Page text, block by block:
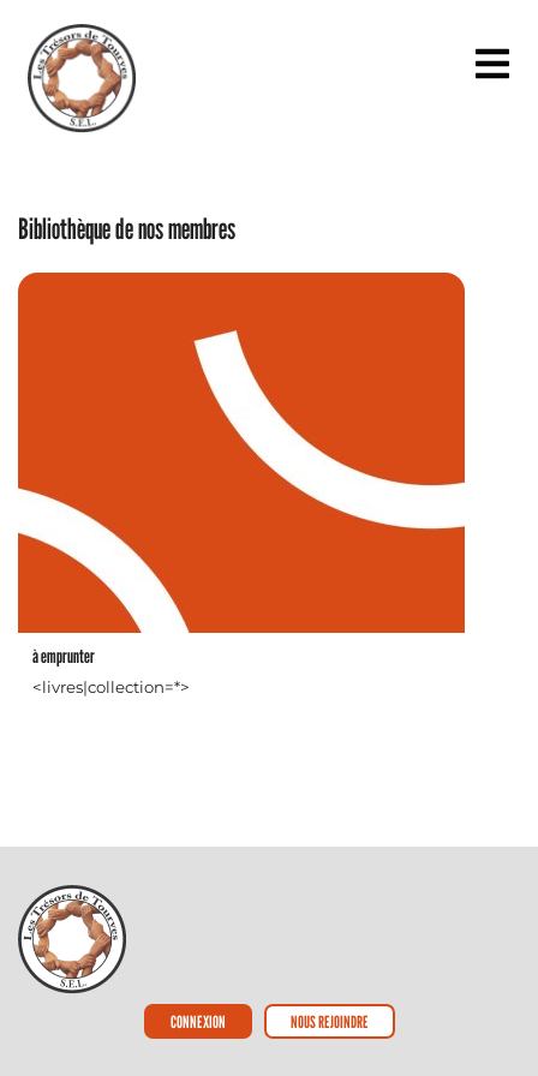
Bibliothèque de nos membres
à emprunter
<livres|collection=*>
CONNEXION NOUS REJOINDRE